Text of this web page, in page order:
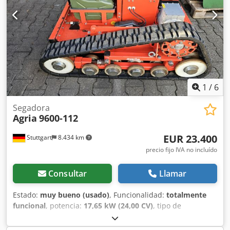
Ar Ts Uof El PVP actual es de 44.900 €. Precio neto: 26.806 €
// Precio bruto: 31.900 € - ¡Inspección / prueba de manejo
posible! - Envío nacional por 400 € a través de empresa de
transporte. - Financiación / leasing disponible bajo
consulta individual.
1 / 6
Stuttgart 8.434 km
Segadora
Agria 9600-112
EUR 23.400
precio fijo IVA no incluído
Consultar Llamar
Estado: muy bueno (usado), Funcionalidad: totalmente
funcional, potencia: 17,65 kW (24,00 CV), tipo de
, Año de fabricación:
funcionamiento:163 h, AGRIA 9600 - 112 Codjv Edvhspfx